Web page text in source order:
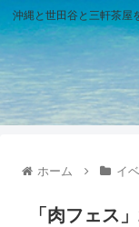
沖縄と世田谷と三軒茶屋
ホーム イ
「肉フェス